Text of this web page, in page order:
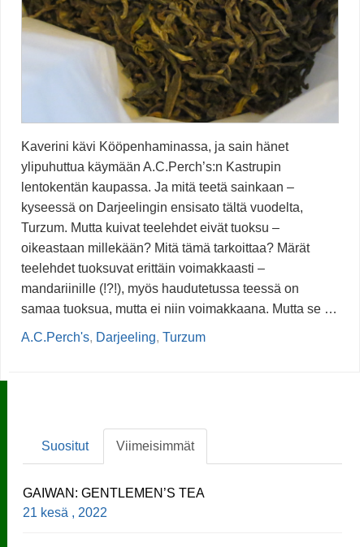
Kaverini kävi Kööpenhaminassa, ja sain hänet
ylipuhuttua käymään A.C.Perch’s:n Kastrupin
lentokentän kaupassa. Ja mitä teetä sainkaan –
kyseessä on Darjeelingin ensisato tältä vuodelta,
Turzum. Mutta kuivat teelehdet eivät tuoksu –
oikeastaan millekään? Mitä tämä tarkoittaa? Märät
teelehdet tuoksuvat erittäin voimakkaasti –
mandariinille (!?!), myös haudutetussa teessä on
samaa tuoksua, mutta ei niin voimakkaana. Mutta se …
A.C.Perch's, Darjeeling, Turzum
Suositut Viimeisimmät
GAIWAN: GENTLEMEN’S TEA
21 kesä , 2022